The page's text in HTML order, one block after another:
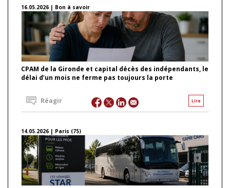
16.05.2026 | Bon à savoir
CPAM de la Gironde et capital décès des indépendants, le
délai d’un mois ne ferme pas toujours la porte
Lire
Réagir
14.05.2026 | Paris (75)